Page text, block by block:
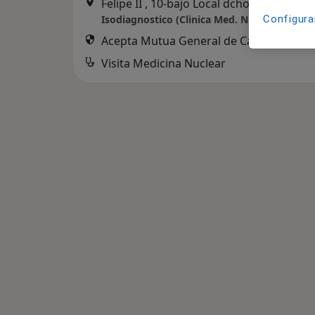
Felipe II , 10-bajo Local dcho, Valladolid
Isodiagnostico (Clinica Med. Nuclear)
Acepta Mutua General de Catalunya
Visita Medicina Nuclear